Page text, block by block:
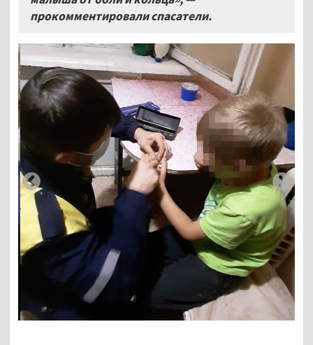
прокомментировали спасатели.